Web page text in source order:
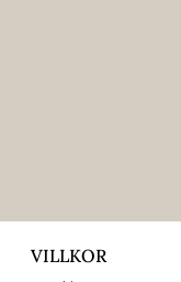
VILLKOR